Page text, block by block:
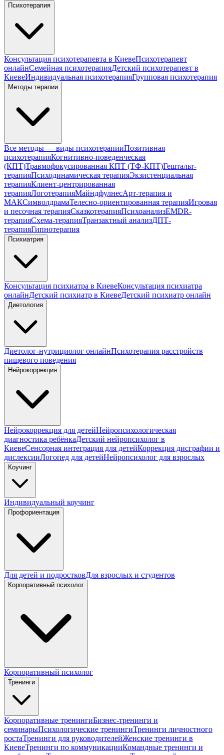
Психотерапия
Консультация психотерапевта в КиевеПсихотерапевт
онлайнСемейная психотерапияДетский психотерапевт в
КиевеИндивидуальная психотерапияГрупповая психотерапия
Методы терапии
Все методы — виды психотерапииПозитивная
психотерапияКогнитивно-поведенческая
(КПТ)Травмофокусированная КПТ (ТФ-КПТ)Гештальт-
терапияПсиходинамическая терапияЭкзистенциальная
терапияКлиент-центрированная
терапияЛоготерапияМайндфулнесАрт-терапия и
МАКСимволдрамаТелесно-ориентированная терапияИгровая
и песочная терапияСказкотерапияПсихоанализEMDR-
терапияСхема-терапияТранзактный анализДПТ-
терапияГипнотерапия
Психиатрия
Консультация психиатра в КиевеКонсультация психиатра
онлайнДетский психиатр в КиевеДетский психиатр онлайн
Диетология
Диетолог-нутрициолог онлайнПсихотерапия расстройств
пищевого поведения
Нейрокоррекция
Нейрокоррекция для детейНейропсихологическая
диагностика ребёнкаДетский нейропсихолог в
КиевеСенсорная интеграция для детейКоррекция дисграфии и
дислексииЛогопед для детейНейропсихолог для взрослых
Коучинг
Индивидуальный коучинг
Профориентация
Для детей и подростковДля взрослых и студентов
Корпоративный психолог
Корпоративный психолог
Тренинги
Корпоративные тренингиБизнес-тренинги и
семинарыПсихологические тренингиТренинги личностного
ростаТренинги для руководителейЖенские тренинги в
КиевеТренинги по коммуникацииКомандные тренинги и